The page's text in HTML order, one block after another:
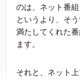
のは、ネット番
というより、そ
満たしてくれた
ます。
それと、ネット